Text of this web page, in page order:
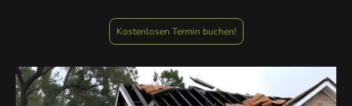
Kostenlosen Termin buchen!